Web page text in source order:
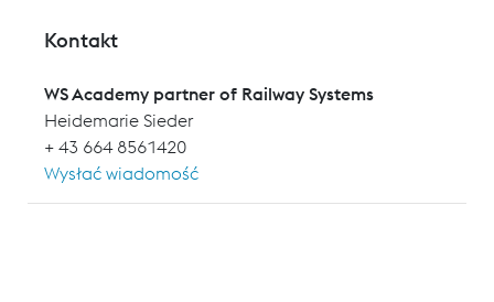
Kontakt
WS Academy partner of Railway Systems
Heidemarie Sieder
+ 43 664 8561420
Wysłać wiadomość